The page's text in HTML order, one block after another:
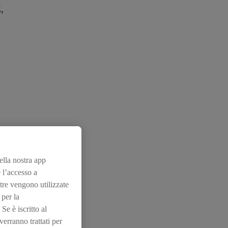
DELLA
nostra app
a
vengono utilizzate
la
è iscritto al
trattati per